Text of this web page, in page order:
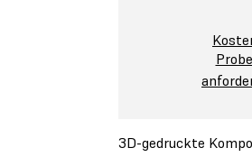
3D-gedruckte